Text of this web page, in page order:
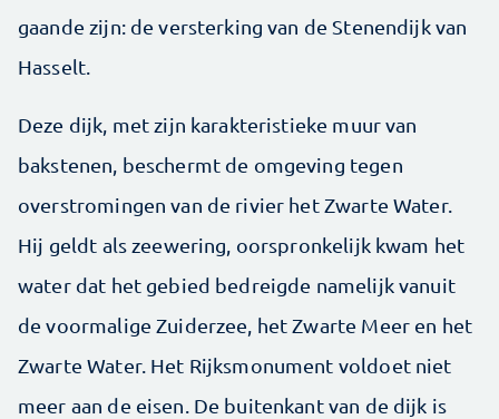
gaande zijn: de versterking van de Stenendijk van
Hasselt.
Deze dijk, met zijn karakteristieke muur van
bakstenen, beschermt de omgeving tegen
overstromingen van de rivier het Zwarte Water.
Hij geldt als zeewering, oorspronkelijk kwam het
water dat het gebied bedreigde namelijk vanuit
de voormalige Zuiderzee, het Zwarte Meer en het
Zwarte Water. Het Rijksmonument voldoet niet
meer aan de eisen. De buitenkant van de dijk is